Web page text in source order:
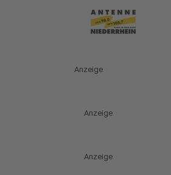
Anzeige
Anzeige
Anzeige